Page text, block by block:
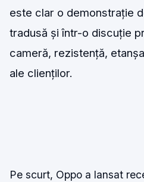
este clar o demonstrație
tradusă și într-o discuție
cameră, rezistență,
ale clienților.
Pe scurt, Oppo a lansat